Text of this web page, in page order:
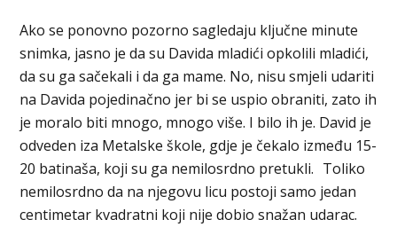
Ako se ponovno pozorno sagledaju ključne minute
snimka, jasno je da su Davida mladići opkolili mladići,
da su ga sačekali i da ga mame. No, nisu smjeli udariti
na Davida pojedinačno jer bi se uspio obraniti, zato ih
je moralo biti mnogo, mnogo više. I bilo ih je. David je
odveden iza Metalske škole, gdje je čekalo između 15-
20 batinaša, koji su ga nemilosrdno pretukli. Toliko
nemilosrdno da na njegovu licu postoji samo jedan
centimetar kvadratni koji nije dobio snažan udarac.